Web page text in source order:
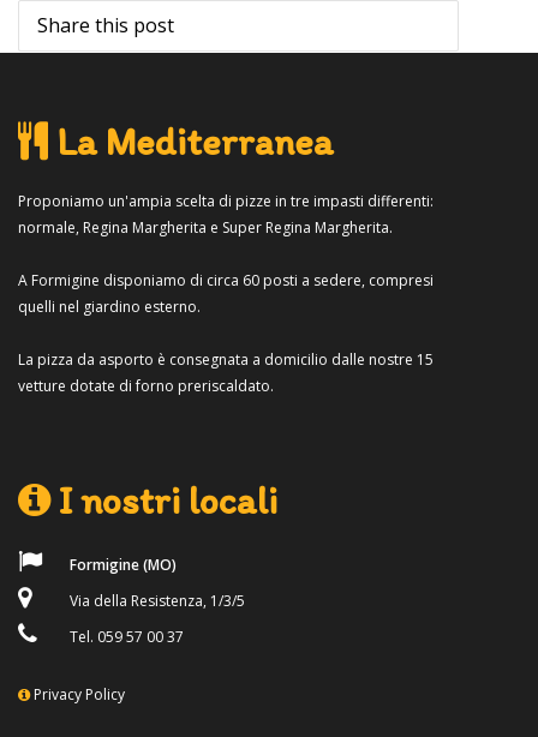
Share this post
La Mediterranea
Proponiamo un'ampia scelta di pizze in tre impasti differenti:
normale, Regina Margherita e Super Regina Margherita.
A Formigine disponiamo di circa 60 posti a sedere, compresi
quelli nel giardino esterno.
La pizza da asporto è consegnata a domicilio dalle nostre 15
vetture dotate di forno preriscaldato.
I nostri locali
Formigine (MO)
Via della Resistenza, 1/3/5
Tel. 059 57 00 37
Privacy Policy